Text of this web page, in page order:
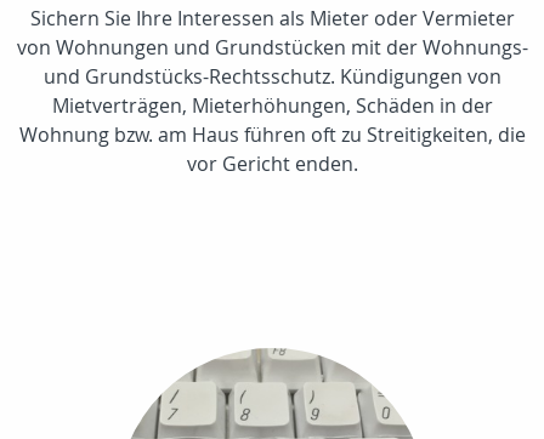
Sichern Sie Ihre Interessen als Mieter oder Vermieter
von Wohnungen und Grundstücken mit der Wohnungs-
und Grundstücks-Rechtsschutz. Kündigungen von
Mietverträgen, Mieterhöhungen, Schäden in der
Wohnung bzw. am Haus führen oft zu Streitigkeiten, die
vor Gericht enden.